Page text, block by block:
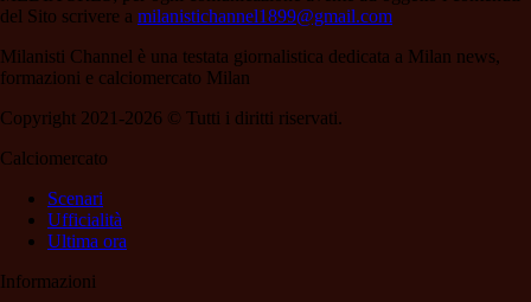
del Sito scrivere a milanistichannel1899@gmail.com
Milanisti Channel è una testata giornalistica dedicata a Milan news,
formazioni e calciomercato Milan
Copyright 2021-2026 © Tutti i diritti riservati.
Calciomercato
Scenari
Ufficialità
Ultima ora
Informazioni